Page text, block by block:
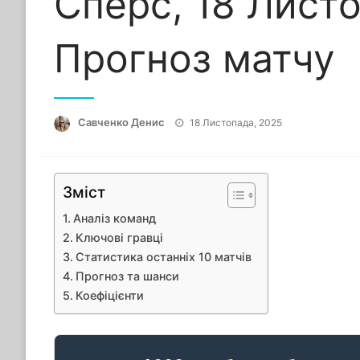
Прогноз матчу
Савченко Денис Опубліковано
18 Листопада, 2025
Зміст
Аналіз команд
Ключові гравці
Статистика останніх 10 матчів
Прогноз та шанси
Коефіцієнти